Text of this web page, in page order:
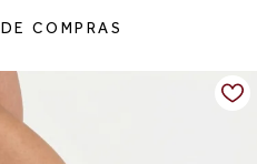
leve
moderno e fácil de combinar
COMPRAS